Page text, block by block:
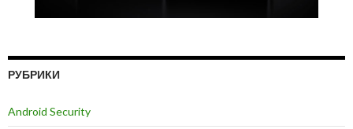
РУБРИКИ
Android Security